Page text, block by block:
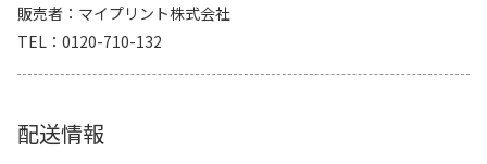
販売者
マイプリント株式会社
TEL
0120-710-132
配送情報